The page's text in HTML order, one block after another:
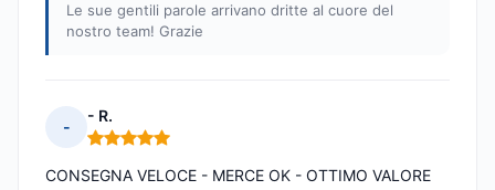
Le sue gentili parole arrivano dritte al cuore del
nostro team! Grazie
-
- R.
Nota: 5 su 5
CONSEGNA VELOCE - MERCE OK - OTTIMO VALORE